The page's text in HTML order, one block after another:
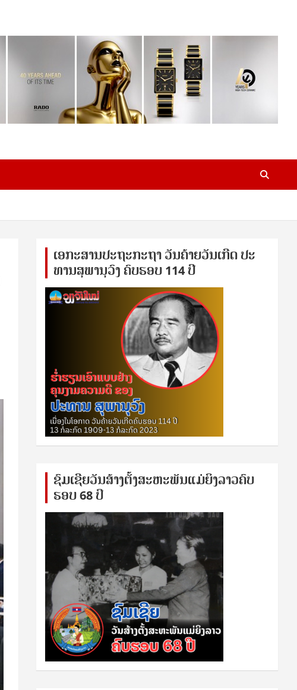
ເອ​ກະ​ສານ​ປະ​ຖະ​ກະ​ຖ​າ ວັນ​ຄ້າຍ​ວັນ​ເກີດ ປ​ະ​
ທານ​ສຸ​ພາ​ນຸ​ວົງ ຄົບ​ຮອບ 114 ປີ
ຊົ​ມ​ເຊີຍ​ວັນ​ສ້າງ​ຕັ້ງ​ສະ​ຫະ​ພັນ​ແມ່​ຍິງ​​ລາວຄົບ​
ຮອບ 68 ປິ